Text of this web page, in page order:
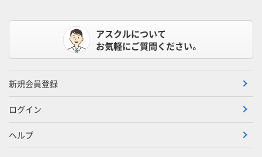
アスクルについて
お気軽にご質問ください。
新規会員登録
ログイン
ヘルプ